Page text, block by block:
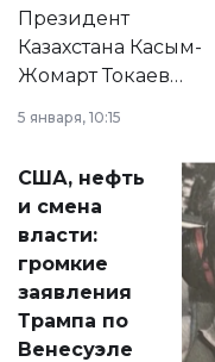
Президент
Казахстана Касым-
Жомарт Токаев
сразу несколько
актуальных тем —
от слухов о
политических
реформах до
вопросов армии,
экономики и
личного здоровья.
5 января, 10:15
США, нефть
и смена
власти:
громкие
заявления
Трампа по
Венесуэле